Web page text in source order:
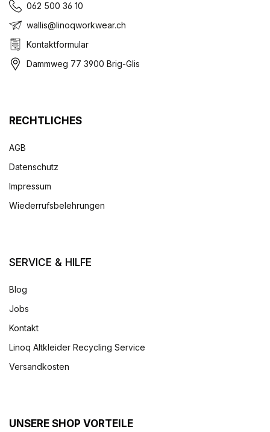
062 500 36 10
wallis@linoqworkwear.ch
Kontaktformular
Dammweg 77 3900 Brig-Glis
RECHTLICHES
AGB
Datenschutz
Impressum
Wiederrufsbelehrungen
SERVICE & HILFE
Blog
Jobs
Kontakt
Linoq Altkleider Recycling Service
Versandkosten
UNSERE SHOP VORTEILE